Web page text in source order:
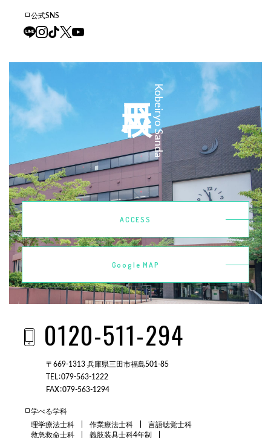
公式SNS
Kobeiryo Sanda
ACCESS
Google MAP
0120-511-294
〒669-1313 兵庫県三田市福島501-85
TEL：079-563-1222
FAX：079-563-1294
学べる学科
理学療法士科
作業療法士科
言語聴覚士科
救急救命士科
義肢装具士科4年制